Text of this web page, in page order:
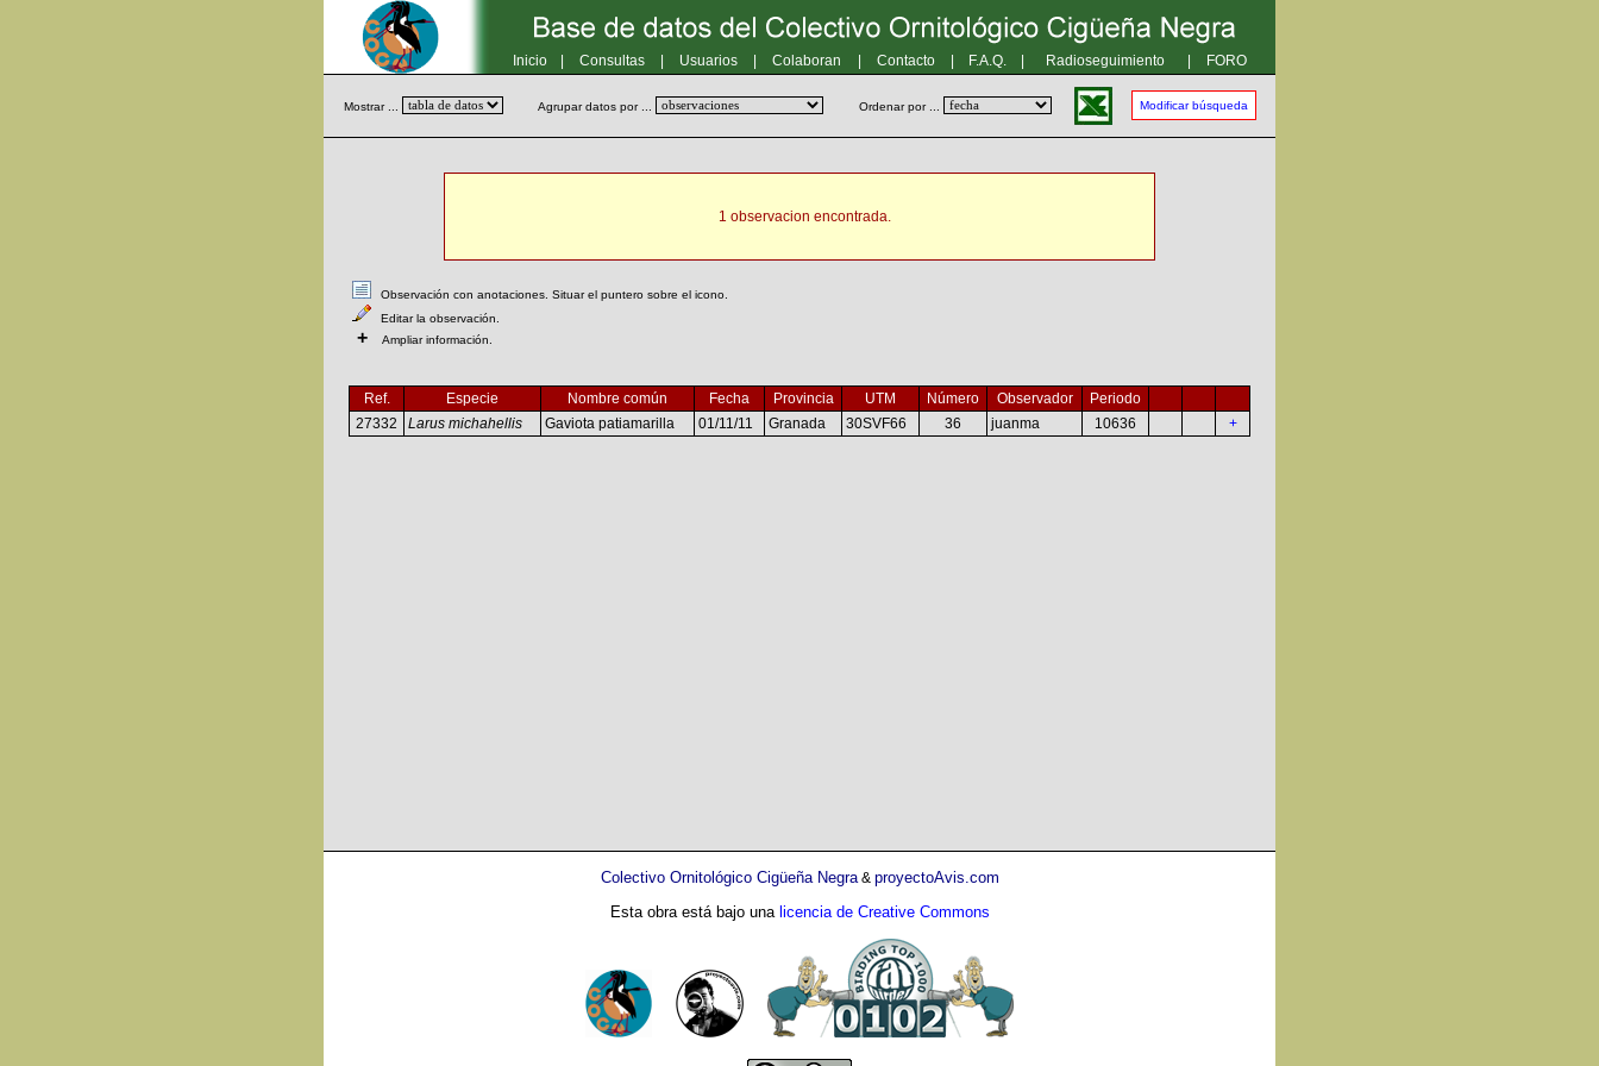
Inicio Consultas Usuarios Colaboran Contacto F.A.Q. Radioseguimiento FORO
Mostrar ... Agrupar datos por ... Ordenar por ... Modificar búsqueda
1 observacion encontrada.
Observación con anotaciones. Situar el puntero sobre el icono.
Editar la observación.
+ Ampliar información.
Ref. Especie Nombre común Fecha Provincia UTM Número Observador
Periodo
27332
Larus michahellis Gaviota patiamarilla 01/11/11 Granada 30SVF66 36 juanma 10636 +
Colectivo Ornitológico Cigüeña Negra& proyectoAvis.com
Esta obra está bajo una licencia de Creative Commons